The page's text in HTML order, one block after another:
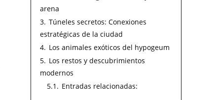
arena
3. Túneles secretos: Conexiones
estratégicas de la ciudad
4. Los animales exóticos del hypogeum
5. Los restos y descubrimientos
modernos
5.1. Entradas relacionadas: